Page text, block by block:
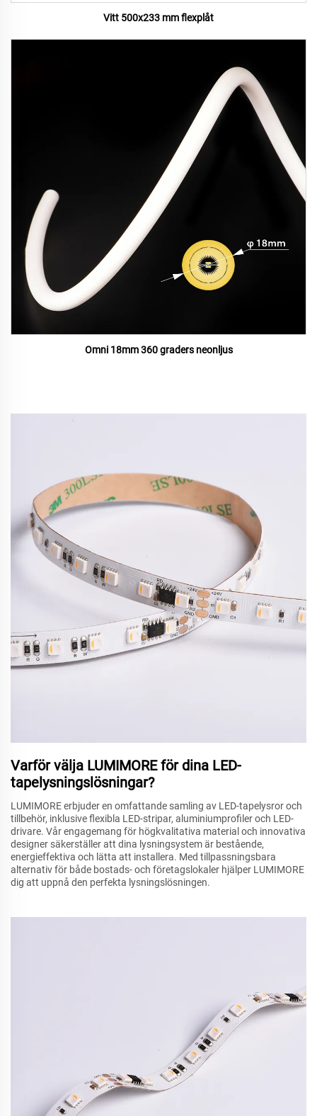
Vitt 500x233 mm flexplåt
Omni 18mm 360 graders neonljus
Varför välja LUMIMORE för dina LED-
tapelysningslösningar?
LUMIMORE erbjuder en omfattande samling av LED-tapelysror och
tillbehör, inklusive flexibla LED-stripar, aluminiumprofiler och LED-
drivare. Vår engagemang för högkvalitativa material och innovativa
designer säkerställer att dina lysningsystem är bestående,
energieffektiva och lätta att installera. Med tillpassningsbara
alternativ för både bostads- och företagslokaler hjälper LUMIMORE
dig att uppnå den perfekta lysningslösningen.